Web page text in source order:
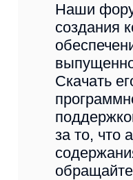
Наши
создания
Скачать
за то, что